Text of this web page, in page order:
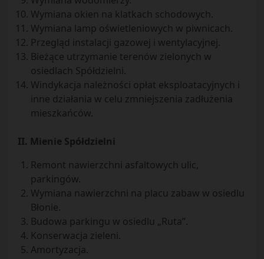
Wymiana okien na klatkach schodowych.
Wymiana lamp oświetleniowych w piwnicach.
Przegląd instalacji gazowej i wentylacyjnej.
Bieżące utrzymanie terenów zielonych w
osiedlach Spółdzielni.
Windykacja należności opłat eksploatacyjnych i
inne działania w celu zmniejszenia zadłużenia
mieszkańców.
II. Mienie Spółdzielni
Remont nawierzchni asfaltowych ulic,
parkingów.
Wymiana nawierzchni na placu zabaw w osiedlu
Błonie.
Budowa parkingu w osiedlu „Ruta”.
Konserwacja zieleni.
Amortyzacja.